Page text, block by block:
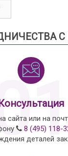
сайта или на
8 (495) 118-
деталей